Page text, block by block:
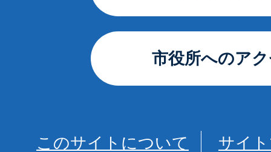
市役所へのア
このサイトについて
サイ